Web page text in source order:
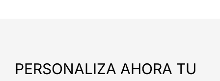
PERSONALIZA AHORA TU